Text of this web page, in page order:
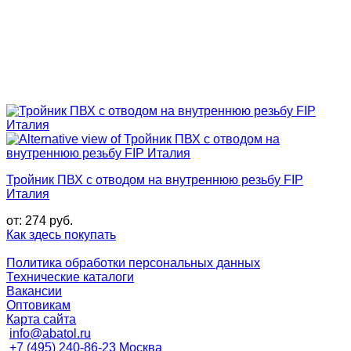
Тройник ПВХ с отводом на внутреннюю резьбу FIP
Италия
от: 274 руб.
Как здесь покупать
Политика обработки персональных данных
Технические каталоги
Вакансии
Оптовикам
Карта сайта
info@abatol.ru
+7 (495) 240-86-23 Москва